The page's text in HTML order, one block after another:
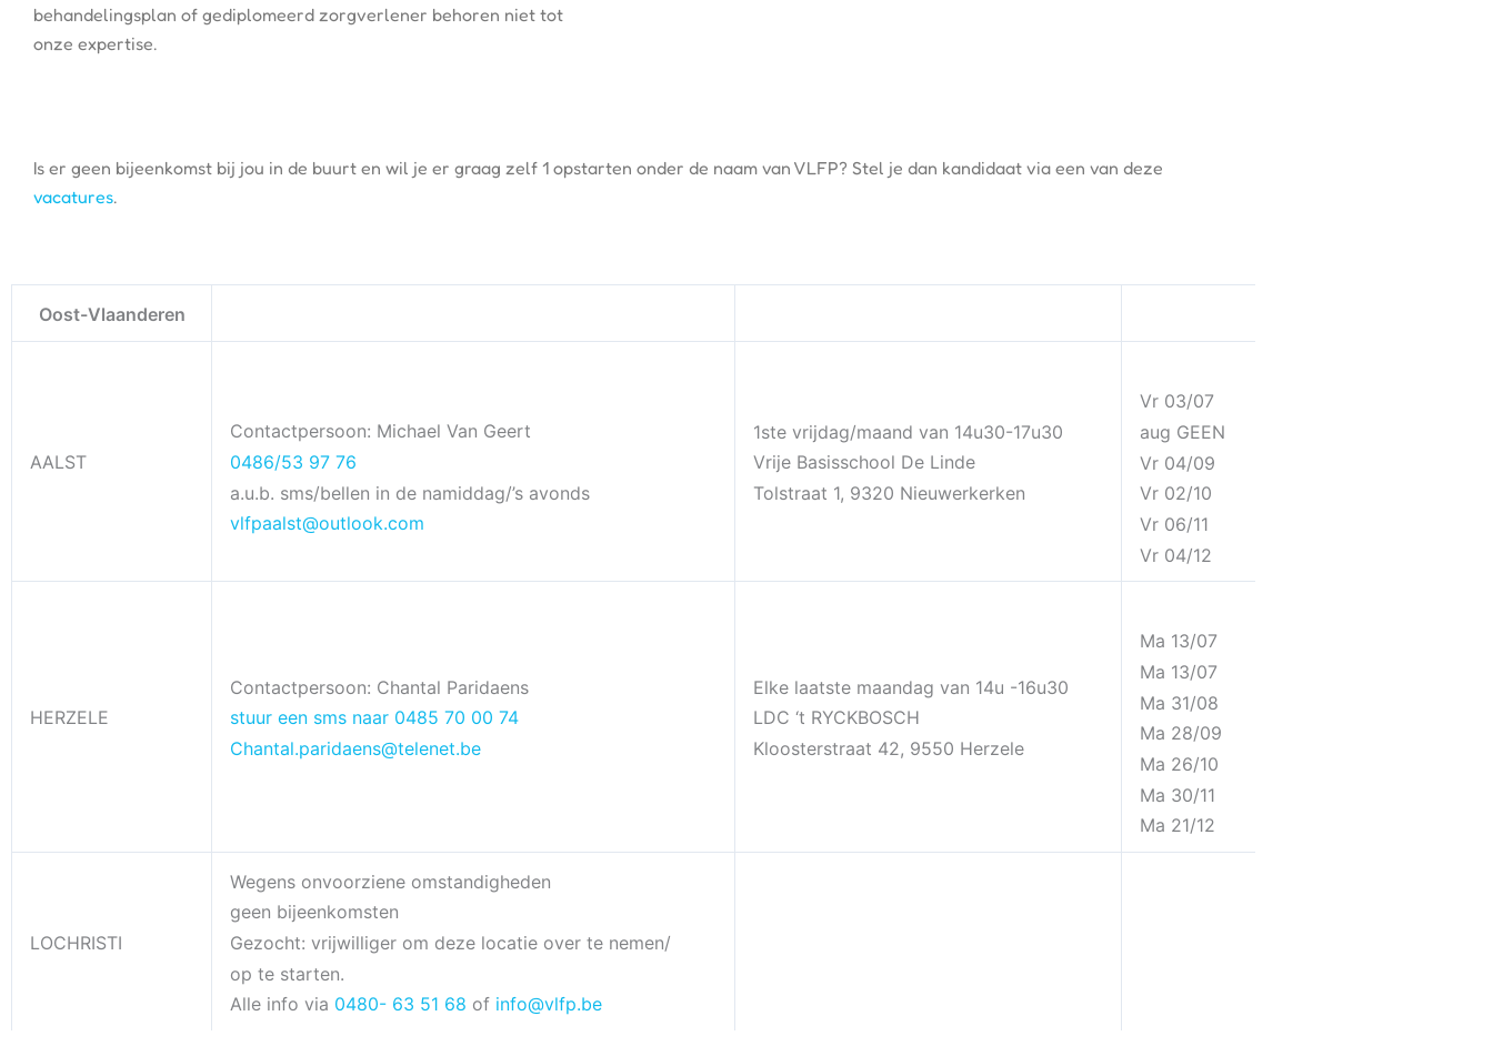
behandelingsplan of gediplomeerd zorgverlener behoren niet tot
onze expertise.
Is er geen bijeenkomst bij jou in de buurt en wil je er graag zelf 1 opstarten onder de naam van VLFP? Stel je dan kandidaat via een van deze
vacatures.
Oost-Vlaanderen
AALST
Contactpersoon: Michael Van Geert
0486/53 97 76
a.u.b. sms/bellen in de namiddag/’s avonds
vlfpaalst@outlook.com
1ste vrijdag/maand van 14u30-17u30
Vrije Basisschool De Linde
Tolstraat 1, 9320 Nieuwerkerken
Vr 03/07
aug GEEN
Vr 04/09
Vr 02/10
Vr 06/11
Vr 04/12
HERZELE
Contactpersoon: Chantal Paridaens
stuur een sms naar 0485 70 00 74
Chantal.paridaens@telenet.be
Elke laatste maandag van 14u -16u30
LDC ‘t RYCKBOSCH
Kloosterstraat 42, 9550 Herzele
Ma 13/07
Ma 13/07
Ma 31/08
Ma 28/09
Ma 26/10
Ma 30/11
Ma 21/12
LOCHRISTI
Wegens onvoorziene omstandigheden
geen bijeenkomsten
Gezocht: vrijwilliger om deze locatie over te nemen/
op te starten.
Alle info via 0480- 63 51 68 of info@vlfp.be